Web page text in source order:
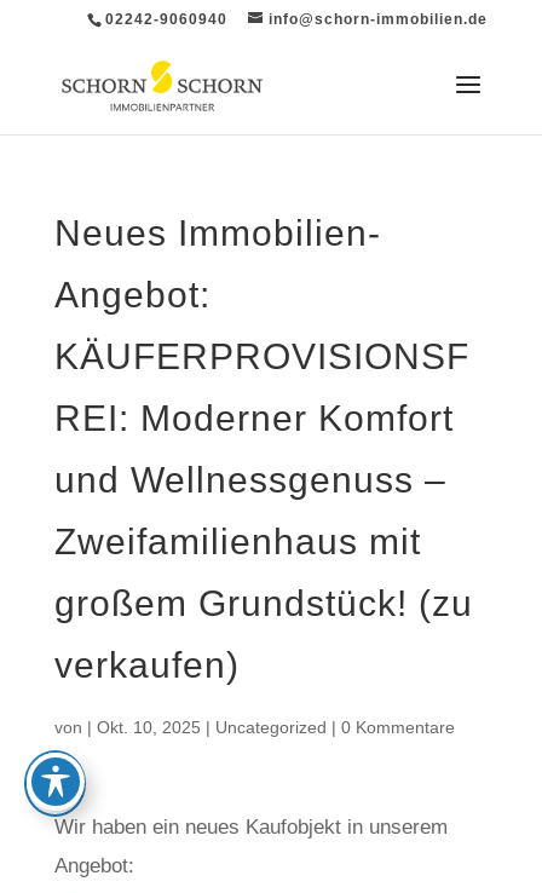
02242-9060940 info@schorn-immobilien.de
Neues Immobilien-
Angebot:
KÄUFERPROVISIONSF
REI: Moderner Komfort
und Wellnessgenuss –
Zweifamilienhaus mit
großem Grundstück! (zu
verkaufen)
von | Okt. 10, 2025 | Uncategorized | 0 Kommentare
Wir haben ein neues Kaufobjekt in unserem
Angebot: